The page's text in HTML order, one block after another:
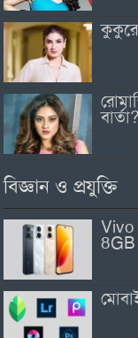
বার্তা?
বিজ্ঞান ও প্রযুক্তি
Vivo
8GB